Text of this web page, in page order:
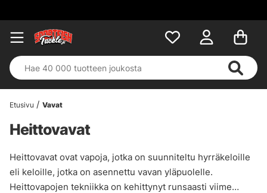
Etusivu Vavat
Heittovavat
Heittovavat ovat vapoja, jotka on suunniteltu hyrräkeloille
eli keloille, jotka on asennettu vavan yläpuolelle.
Heittovapojen tekniikka on kehittynyt runsaasti viime